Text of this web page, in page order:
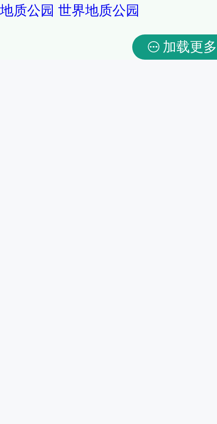
地质公园 世界地质公园
加载更多